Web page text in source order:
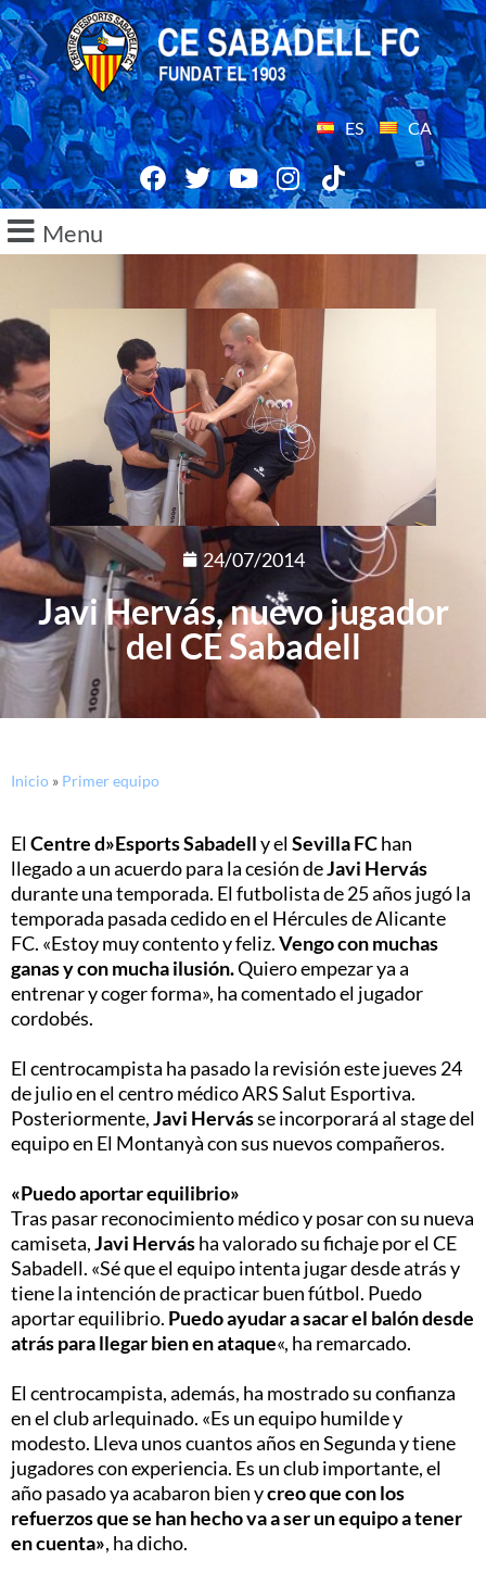
ES CA
Menu
24/07/2014
Javi Hervás, nuevo jugador
del CE Sabadell
Inicio » Primer equipo
ElCentre d»Esports Sabadelly elSevilla FChan
llegado a un acuerdo para la cesión deJavi Hervás
durante una temporada. El futbolista de 25 años jugó la
temporada pasada cedido en el Hércules de Alicante
FC. «Estoy muy contento y feliz.Vengo con muchas
ganas y con mucha ilusión.Quiero empezar ya a
entrenar y coger forma», ha comentado el jugador
cordobés.
El centrocampista ha pasado la revisión este jueves 24
de julio en el centro médico ARS Salut Esportiva.
Posteriormente,Javi Hervásse incorporará al stage del
equipo en El Montanyà con sus nuevos compañeros.
«Puedo aportar equilibrio»
Tras pasar reconocimiento médico y posar con su nueva
camiseta,Javi Hervásha valorado su fichaje por el CE
Sabadell. «Sé que el equipo intenta jugar desde atrás y
tiene la intención de practicar buen fútbol. Puedo
aportar equilibrio. Puedo ayudar a sacar el balón desde
atrás para llegar bien en ataque«, ha remarcado.
El centrocampista, además, ha mostrado su confianza
en el club arlequinado. «Es un equipo humilde y
modesto. Lleva unos cuantos años en Segunda y tiene
jugadores con experiencia. Es un club importante, el
año pasado ya acabaron bien ycreo que con los
refuerzos que se han hecho va a ser un equipo a tener
en cuenta», ha dicho.